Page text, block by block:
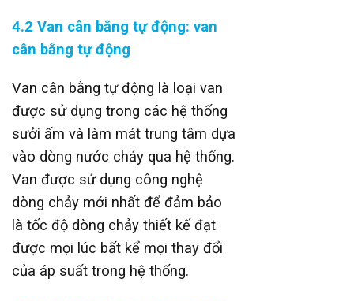
4.2 Van cân bằng tự động: van
cân bằng tự động
Van cân bằng tự động là loại van
được sử dụng trong các hệ thống
sưởi ấm và làm mát trung tâm dựa
vào dòng nước chảy qua hệ thống.
Van được sử dụng công nghệ
dòng chảy mới nhất để đảm bảo
là tốc độ dòng chảy thiết kế đạt
được mọi lúc bất kể mọi thay đổi
của áp suất trong hệ thống.